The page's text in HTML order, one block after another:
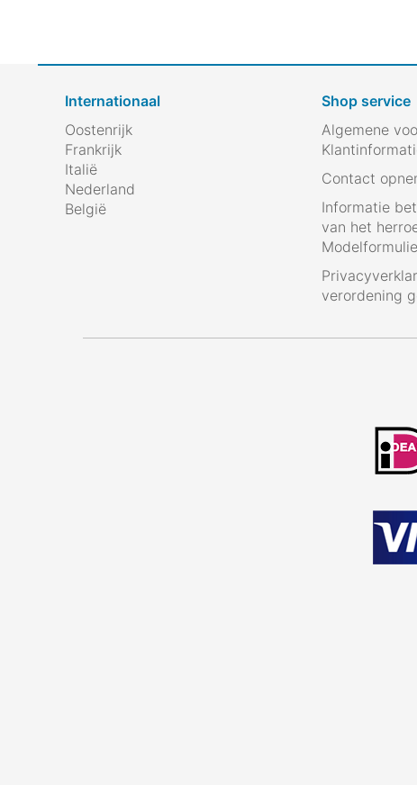
Internationaal
Oostenrijk
Frankrijk
Italië
Nederland
België
Shop service
Algemene
Contact
Informatie
van het
verordening